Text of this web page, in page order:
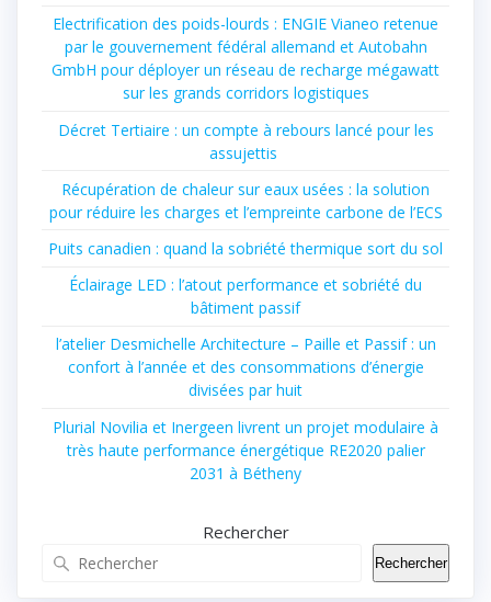
Electrification des poids-lourds : ENGIE Vianeo retenue
par le gouvernement fédéral allemand et Autobahn
GmbH pour déployer un réseau de recharge mégawatt
sur les grands corridors logistiques
Décret Tertiaire : un compte à rebours lancé pour les
assujettis
Récupération de chaleur sur eaux usées : la solution
pour réduire les charges et l’empreinte carbone de l’ECS
Puits canadien : quand la sobriété thermique sort du sol
Éclairage LED : l’atout performance et sobriété du
bâtiment passif
l’atelier Desmichelle Architecture – Paille et Passif : un
confort à l’année et des consommations d’énergie
divisées par huit
Plurial Novilia et Inergeen livrent un projet modulaire à
très haute performance énergétique RE2020 palier
2031 à Bétheny
Rechercher
Rechercher